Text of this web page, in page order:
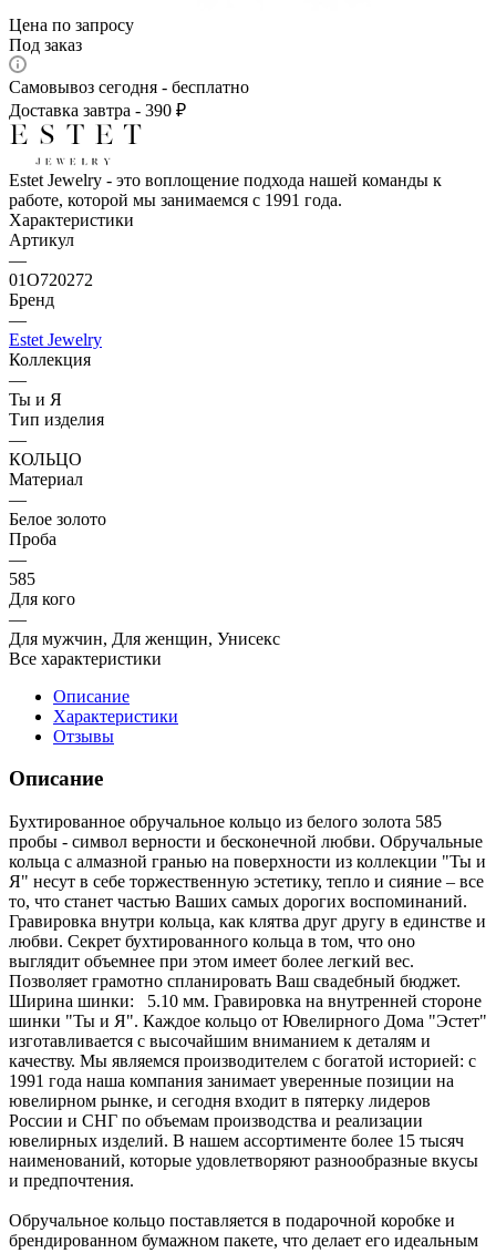
Цена по запросу
Под заказ
Самовывоз сегодня - бесплатно
Доставка завтра - 390 ₽
Estet Jewelry - это воплощение подхода нашей команды к
работе, которой мы занимаемся с 1991 года.
Характеристики
Артикул
—
01О720272
Бренд
—
Estet Jewelry
Коллекция
—
Ты и Я
Тип изделия
—
КОЛЬЦО
Материал
—
Белое золото
Проба
—
585
Для кого
—
Для мужчин, Для женщин, Унисекс
Все характеристики
Описание
Характеристики
Отзывы
Описание
Бухтированное обручальное кольцо из белого золота 585
пробы - символ верности и бесконечной любви. Обручальные
кольца с алмазной гранью на поверхности из коллекции "Ты и
Я" несут в себе торжественную эстетику, тепло и сияние – все
то, что станет частью Ваших самых дорогих воспоминаний.
Гравировка внутри кольца, как клятва друг другу в единстве и
любви. Секрет бухтированного кольца в том, что оно
выглядит объемнее при этом имеет более легкий вес.
Позволяет грамотно спланировать Ваш свадебный бюджет.
Ширина шинки: 5.10 мм. Гравировка на внутренней стороне
шинки "Ты и Я". Каждое кольцо от Ювелирного Дома "Эстет"
изготавливается с высочайшим вниманием к деталям и
качеству. Мы являемся производителем с богатой историей: с
1991 года наша компания занимает уверенные позиции на
ювелирном рынке, и сегодня входит в пятерку лидеров
России и СНГ по объемам производства и реализации
ювелирных изделий. В нашем ассортименте более 15 тысяч
наименований, которые удовлетворяют разнообразные вкусы
и предпочтения.
Обручальное кольцо поставляется в подарочной коробке и
брендированном бумажном пакете, что делает его идеальным